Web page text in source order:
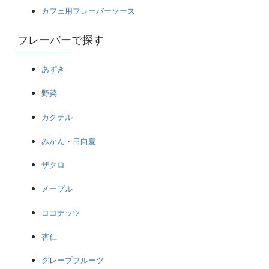
カフェ用フレーバーソース
フレーバーで探す
あずき
野菜
カクテル
みかん・日向夏
ザクロ
メープル
ココナッツ
杏仁
グレープフルーツ